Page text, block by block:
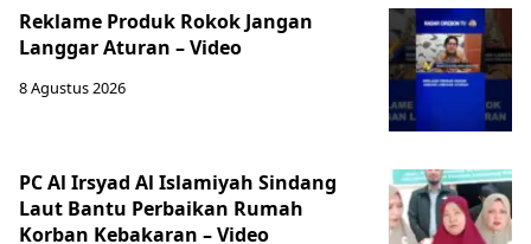
‎Reklame Produk Rokok Jangan
Langgar Aturan – Video
8 Agustus 2026
PC Al Irsyad Al Islamiyah Sindang
Laut Bantu Perbaikan Rumah
Korban Kebakaran – Video